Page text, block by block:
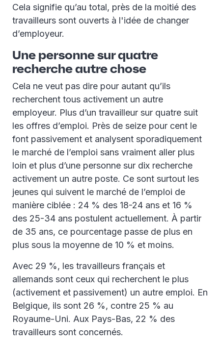
Cela signifie qu’au total, près de la moitié des
travailleurs sont ouverts à l'idée de changer
d’employeur.
Une personne sur quatre
recherche autre chose
Cela ne veut pas dire pour autant qu’ils
recherchent tous activement un autre
employeur. Plus d’un travailleur sur quatre suit
les offres d’emploi. Près de seize pour cent le
font passivement et analysent sporadiquement
le marché de l’emploi sans vraiment aller plus
loin et plus d’une personne sur dix recherche
activement un autre poste. Ce sont surtout les
jeunes qui suivent le marché de l’emploi de
manière ciblée : 24 % des 18-24 ans et 16 %
des 25-34 ans postulent actuellement. À partir
de 35 ans, ce pourcentage passe de plus en
plus sous la moyenne de 10 % et moins.
Avec 29 %, les travailleurs français et
allemands sont ceux qui recherchent le plus
(activement et passivement) un autre emploi. En
Belgique, ils sont 26 %, contre 25 % au
Royaume-Uni. Aux Pays-Bas, 22 % des
travailleurs sont concernés.